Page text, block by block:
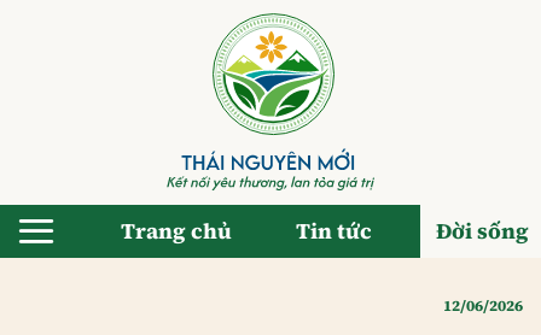
Trang chủ Tin tức Đời sống
12/06/2026